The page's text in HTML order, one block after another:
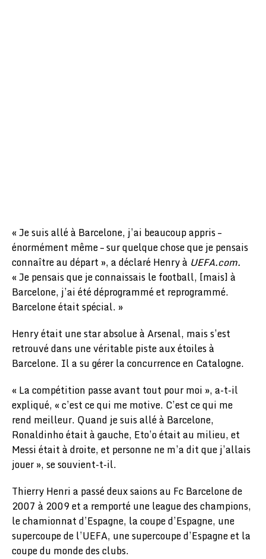
« Je suis allé à Barcelone, j’ai beaucoup appris –
énormément même – sur quelque chose que je pensais
connaître au départ », a déclaré Henry à UEFA.com.
« Je pensais que je connaissais le football, [mais] à
Barcelone, j’ai été déprogrammé et reprogrammé.
Barcelone était spécial. »
Henry était une star absolue à Arsenal, mais s’est
retrouvé dans une véritable piste aux étoiles à
Barcelone. Il a su gérer la concurrence en Catalogne.
« La compétition passe avant tout pour moi », a-t-il
expliqué, « c’est ce qui me motive. C’est ce qui me
rend meilleur. Quand je suis allé à Barcelone,
Ronaldinho était à gauche, Eto’o était au milieu, et
Messi était à droite, et personne ne m’a dit que j’allais
jouer », se souvient-t-il.
Thierry Henri a passé deux saions au Fc Barcelone de
2007 à 2009 et a remporté une league des champions,
le chamionnat d’Espagne, la coupe d’Espagne, une
supercoupe de l’UEFA, une supercoupe d’Espagne et la
coupe du monde des clubs.